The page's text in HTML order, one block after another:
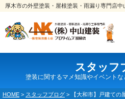
厚木市の外壁塗装・屋根塗装・雨漏り専門店中
スタッフ
塗装に関するマメ知識やイベント
HOME > スタッフブログ >
【大和市】戸建て